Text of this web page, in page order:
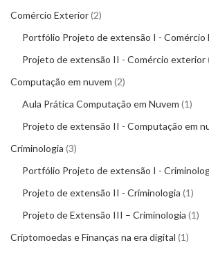
Comércio Exterior 2
Portfólio Projeto de extensão I - Comércio
Projeto de extensão II - Comércio exterior
Computação em nuvem 2
Aula Prática Computação em Nuvem 1
Projeto de extensão II - Computação em
Criminologia 3
Portfólio Projeto de extensão I -
Projeto de extensão II - Criminologia 1
Projeto de Extensão III – Criminologia 1
Criptomoedas e Finanças na era digital 1